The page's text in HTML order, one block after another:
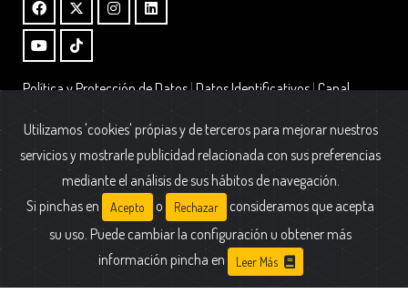
Utilizamos 'cookies' própias y de terceros para mejorar nuestros
servicios y mostrarle publicidad relacionada con sus preferencias
mediante el análisis de sus hábitos de navegación.
Si pinchas en
Acepto o Rechazar
consideramos que acepta
su uso. Puede cambiar la configuración u obtener más
información pincha en
Leer Más
Política y Protección de Datos|Datos Identificativos|Canal
Fundación AFIM.
Calle Cólquide 6 - Edificio Prisma - Portal 2 - Oficina A1
28231 Las Rozas (Madrid)